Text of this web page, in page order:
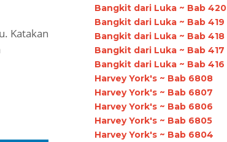
Katakan
Bangkit dari Luka ~ Bab 420
Bangkit dari Luka ~ Bab 419
Bangkit dari Luka ~ Bab 418
Bangkit dari Luka ~ Bab 417
Bangkit dari Luka ~ Bab 416
Harvey York's ~ Bab 6808
Harvey York's ~ Bab 6807
Harvey York's ~ Bab 6806
Harvey York's ~ Bab 6805
Harvey York's ~ Bab 6804